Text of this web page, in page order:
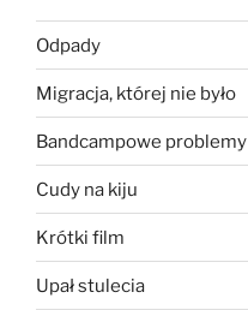
Odpady
Migracja, której nie było
Bandcampowe problemy
Cudy na kiju
Krótki film
Upał stulecia